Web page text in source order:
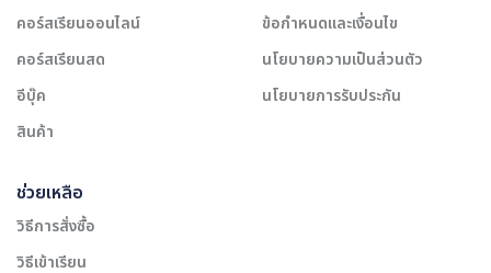
คอร์สเรียนออนไลน์
คอร์สเรียนสด
อีบุ๊ค
สินค้า
ข้อกำหนดและเงื่อนไข
นโยบายความเป็นส่วนตัว
นโยบายการรับประกัน
ช่วยเหลือ
วิธีการสั่งซื้อ
วิธีเข้าเรียน